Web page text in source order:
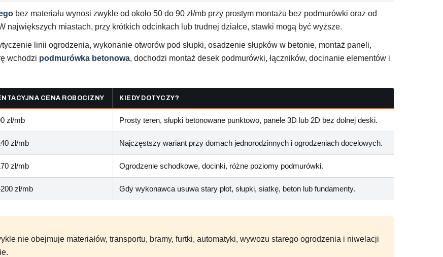
bez materiału wynosi zwykle od około 50 do 90 zł/mb przy prostym montażu bez podmurówki oraz od
największych miastach, przy krótkich odcinkach lub trudnej działce, stawki mogą być wyższe.
linii ogrodzenia, wykonanie otworów pod słupki, osadzenie słupków w betonie, montaż paneli,
wchodzi podmurówka betonowa, dochodzi montaż desek podmurówki, łączników, docinanie elementów i
CENA ROBOCIZNY KIEDY DOTYCZY?
zł/mb Prosty teren, słupki betonowane punktowo, panele 3D lub 2D bez dolnej deski.
zł/mb Najczęstszy wariant przy domach jednorodzinnych i ogrodzeniach docelowych.
zł/mb Ogrodzenie schodkowe, docinki, różne poziomy podmurówki.
zł/mb Gdy wykonawca usuwa stary płot, słupki, siatkę, beton lub fundamenty.
nie obejmuje materiałów, transportu, bramy, furtki, automatyki, wywozu starego ogrodzenia i niwelacji